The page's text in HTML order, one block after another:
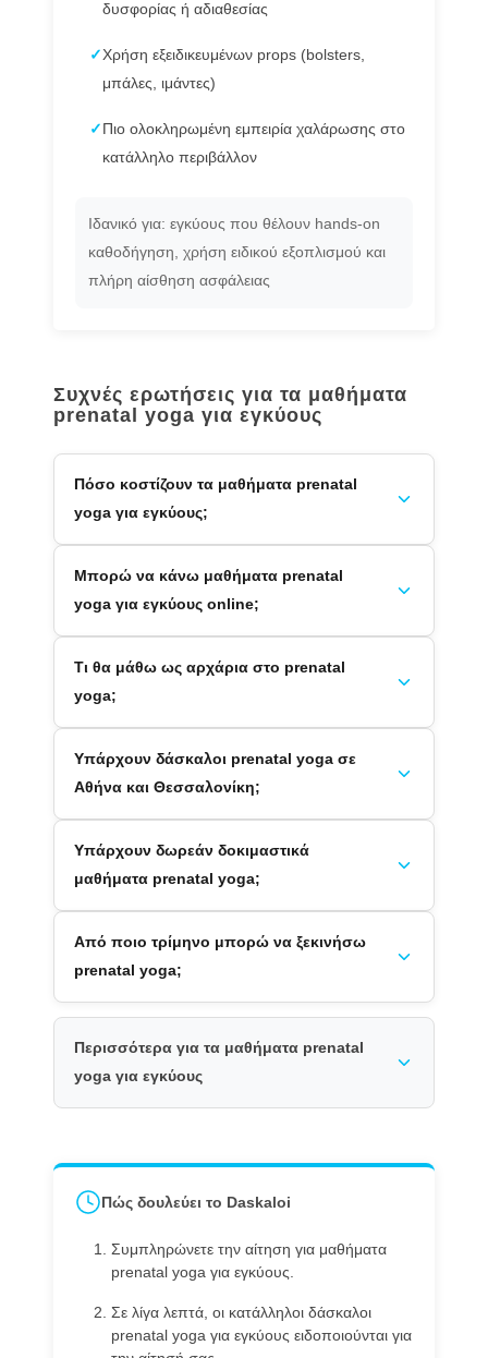
δυσφορίας ή αδιαθεσίας
✓Χρήση εξειδικευμένων props (bolsters,
μπάλες, ιμάντες)
✓ Πιο ολοκληρωμένη εμπειρία χαλάρωσης στο
κατάλληλο περιβάλλον
Ιδανικό για: εγκύους που θέλουν hands-on
καθοδήγηση, χρήση ειδικού εξοπλισμού και
πλήρη αίσθηση ασφάλειας
Συχνές ερωτήσεις για τα μαθήματα
prenatal yoga για εγκύους
Πόσο κοστίζουν τα μαθήματα prenatal
yoga για εγκύους;
Μπορώ να κάνω μαθήματα prenatal
yoga για εγκύους online;
Τι θα μάθω ως αρχάρια στο prenatal
yoga;
Υπάρχουν δάσκαλοι prenatal yoga σε
Αθήνα και Θεσσαλονίκη;
Υπάρχουν δωρεάν δοκιμαστικά
μαθήματα prenatal yoga;
Από ποιο τρίμηνο μπορώ να ξεκινήσω
prenatal yoga;
Περισσότερα για τα μαθήματα prenatal
yoga για εγκύους
Πώς δουλεύει το Daskaloi
Συμπληρώνετε την αίτηση για μαθήματα
prenatal yoga για εγκύους.
Σε λίγα λεπτά, οι κατάλληλοι δάσκαλοι
prenatal yoga για εγκύους ειδοποιούνται για